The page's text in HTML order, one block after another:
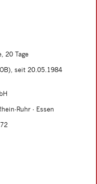
20 Tage
seit 20.05.1984
Ruhr - Essen